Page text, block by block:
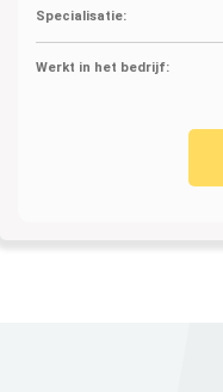
Specialisatie:
Werkt in het bedrijf: